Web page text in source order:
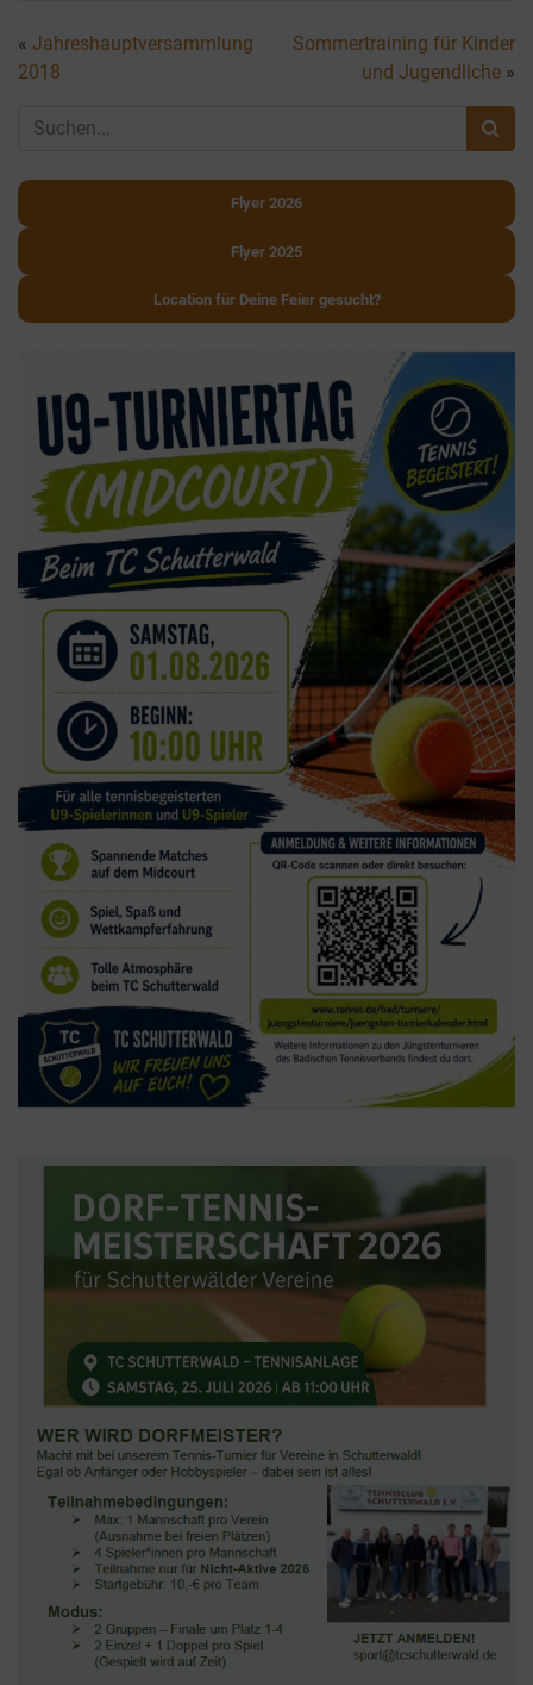
« Jahreshauptversammlung
2018
Sommertraining für Kinder
und Jugendliche »
Flyer 2026
Flyer 2025
Location für Deine Feier gesucht?